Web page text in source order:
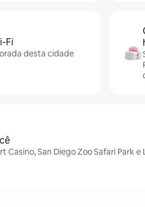
Fi
desta cidade
Casino, San Diego Zoo Safari Park